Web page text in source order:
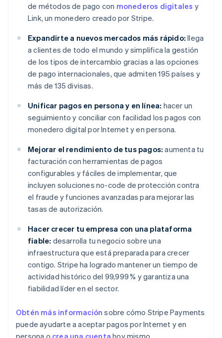
de métodos de pago con monederos digitales y
Link, un monedero creado por Stripe.
Expandirte a nuevos mercados más rápido: llega
a clientes de todo el mundo y simplifica la gestión
de los tipos de intercambio gracias a las opciones
de pago internacionales, que admiten 195 países y
más de 135 divisas.
Unificar pagos en persona y en línea: hacer un
seguimiento y conciliar con facilidad los pagos con
monedero digital por Internet y en persona.
Mejorar el rendimiento de tus pagos: aumenta tu
facturación con herramientas de pagos
configurables y fáciles de implementar, que
incluyen soluciones no-code de protección contra
el fraude y funciones avanzadas para mejorar las
tasas de autorización.
Hacer crecer tu empresa con una plataforma
fiable: desarrolla tu negocio sobre una
infraestructura que está preparada para crecer
contigo. Stripe ha logrado mantener un tiempo de
actividad histórico del 99,999 % y garantiza una
fiabilidad líder en el sector.
Obtén más información sobre cómo Stripe Payments
puede ayudarte a aceptar pagos por Internet y en